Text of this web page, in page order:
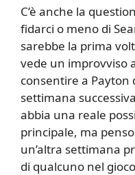
C’è anche la
fidarci o meno di
sarebbe la prima
vede un improvviso
consentire a Payton
settimana
abbia una reale
principale, ma
un’altra settimana
di qualcuno nel